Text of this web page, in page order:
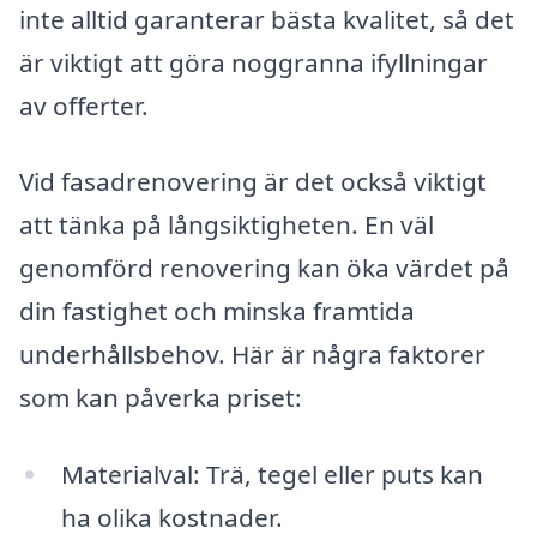
inte alltid garanterar bästa kvalitet, så det
är viktigt att göra noggranna ifyllningar
av offerter.
Vid fasadrenovering är det också viktigt
att tänka på långsiktigheten. En väl
genomförd renovering kan öka värdet på
din fastighet och minska framtida
underhållsbehov. Här är några faktorer
som kan påverka priset:
Materialval: Trä, tegel eller puts kan
ha olika kostnader.